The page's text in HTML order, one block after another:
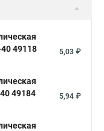
49118
5,03 ₽
49184
5,94 ₽